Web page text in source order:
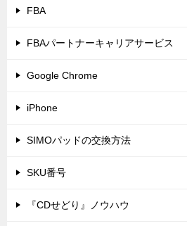
FBA
FBAパートナーキャリアサービス
Google Chrome
iPhone
SIMOパッドの交換方法
SKU番号
『CDせどり』ノウハウ